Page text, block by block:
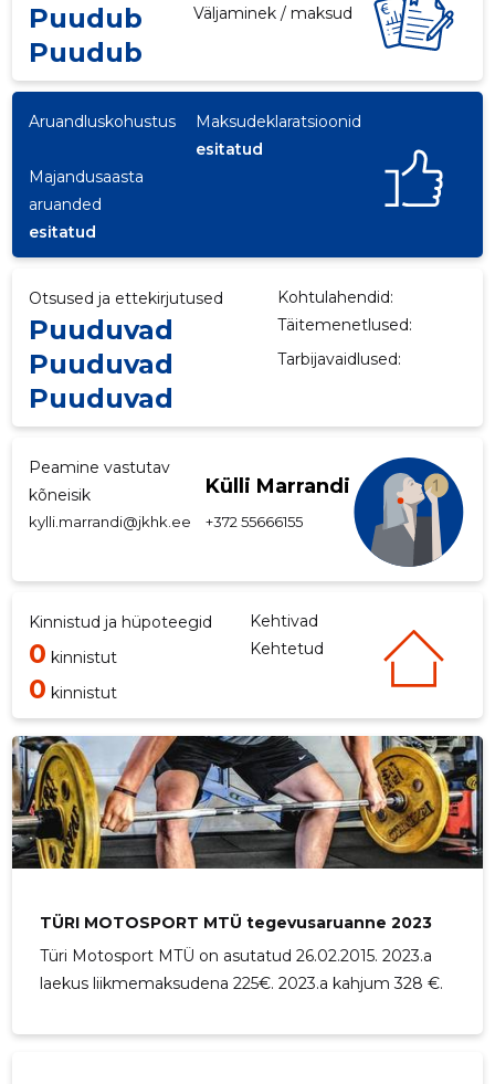
Puudub Väljaminek / maksud
Puudub
Aruandluskohustus
Maksudeklaratsioonid
esitatud
Majandusaasta
aruanded
esitatud
Otsused ja ettekirjutused Kohtulahendid:
Puuduvad Täitemenetlused:
Puuduvad Tarbijavaidlused:
Puuduvad
Peamine vastutav
kõneisik
Külli Marrandi
kylli.marrandi@jkhk.ee +372 55666155
Kinnistud ja hüpoteegid Kehtivad
0 kinnistut Kehtetud
0 kinnistut
TÜRI MOTOSPORT MTÜ tegevusaruanne 2023
Türi Motosport MTÜ on asutatud 26.02.2015. 2023.a
laekus liikmemaksudena 225€. 2023.a kahjum 328 €.